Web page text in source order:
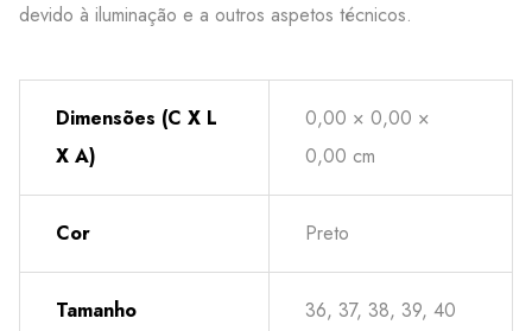
devido à iluminação e a outros aspetos técnicos.
Dimensões (C X L
X A)
0,00 × 0,00 ×
0,00 cm
Cor Preto
Tamanho 36, 37, 38, 39, 40